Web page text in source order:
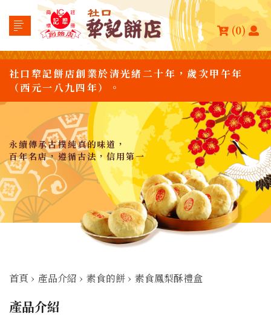
(0)
社口犂記餅店創業於清光緒二十年，歲次甲午年
（西元一八九四年）。
永續傳承古樸純真的味道，
百年名店，遵循古法，信用第一
首頁 › 產品介紹 › 素食的餅 › 素食鳳梨酥禮盒
產品介紹